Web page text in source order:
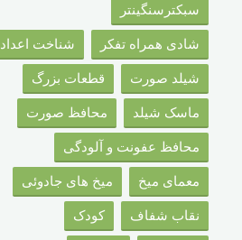
سبکترسنگینتر
شادی همراه تفکر شناخت اعداد
شیلد صورت قطعات بزرگ
ماسک شیلد محافظ صورت
محافظ عفونت و آلودگی
معمای میخ میخ های جادوئی
نقاب شفاف کودک